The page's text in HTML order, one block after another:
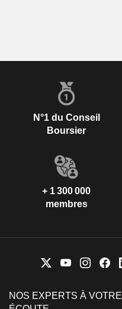
N°1 du Conseil
Boursier
+ 1 300 000
membres
NOS EXPERTS À VOTRE